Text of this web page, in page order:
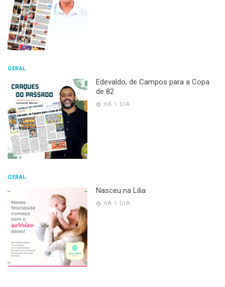
GERAL
Edevaldo, de Campos para a Copa
de 82
HÁ 1 DIA
GERAL
Nasceu na Lilia
HÁ 1 DIA